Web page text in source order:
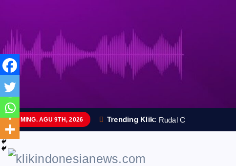
i
p
o
c
o
MING. AGU 9TH, 2026 Trending Klik: Rudal C